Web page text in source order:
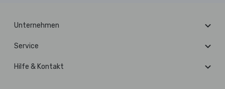
Unternehmen
Service
Hilfe & Kontakt